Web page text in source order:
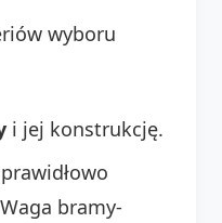
wyboru
i jej konstrukcję.
bramy-